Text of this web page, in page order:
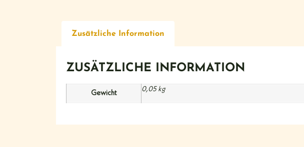
Zusätzliche Information
ZUSÄTZLICHE INFORMATION
Gewicht
0,05 kg